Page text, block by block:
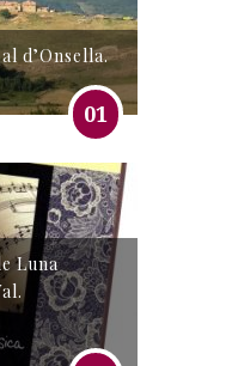
d’Onsella.
01
Luna